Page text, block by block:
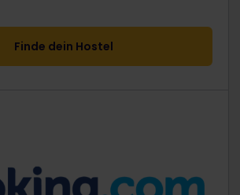
Finde dein Hostel